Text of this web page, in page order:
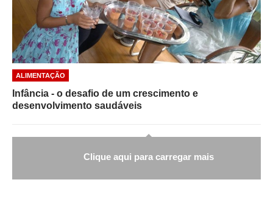
ALIMENTAÇÃO
Infância - o desafio de um crescimento e
desenvolvimento saudáveis
Clique aqui para carregar mais